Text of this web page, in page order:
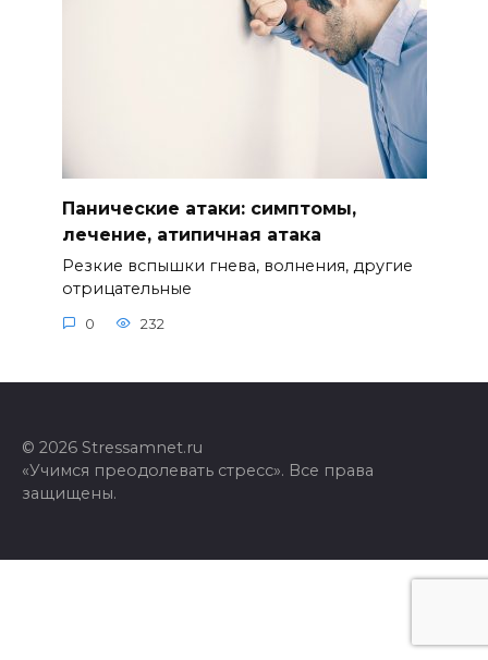
Панические атаки: симптомы,
лечение, атипичная атака
Резкие вспышки гнева, волнения, другие
отрицательные
0 232
© 2026 Stressamnet.ru
«Учимся преодолевать стресс». Все права
защищены.